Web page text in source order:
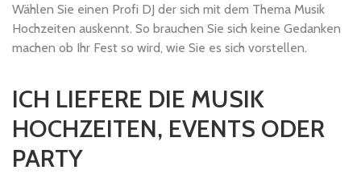
Wählen Sie einen Profi DJ der sich mit dem Thema Musik
Hochzeiten auskennt. So brauchen Sie sich keine Gedanken
machen ob Ihr Fest so wird, wie Sie es sich vorstellen.
ICH LIEFERE DIE MUSIK
HOCHZEITEN, EVENTS ODER
PARTY